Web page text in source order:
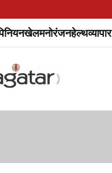
खेलमनोरंजनहेल्थव्यापार